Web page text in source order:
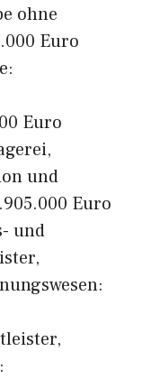
ohne
Euro
Euro
und
Euro
und